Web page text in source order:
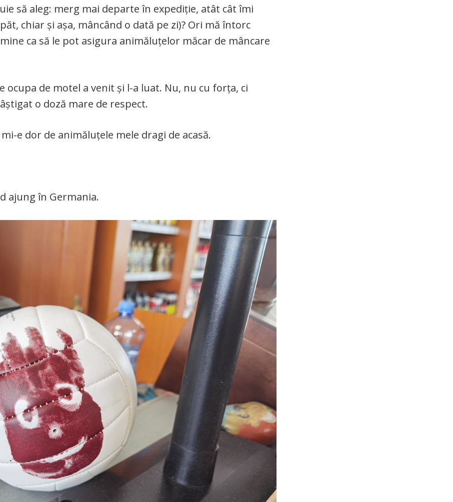
să aleg: merg mai departe în expediție, atât cât îmi
chiar și așa, mâncând o dată pe zi)? Ori mă întorc
ca să le pot asigura animăluțelor măcar de mâncare
ocupa de motel a venit și l-a luat. Nu, nu cu forța, ci
o doză mare de respect.
e dor de animăluțele mele dragi de acasă.
ajung în Germania.